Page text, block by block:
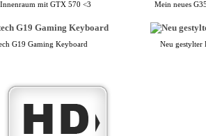
mit GTX 570 <3 Mein neues
G19 Gaming Keyboard Neu gestylter